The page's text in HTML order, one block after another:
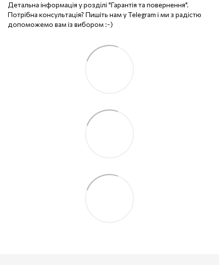
Детальна інформація у розділі "Гарантія та повернення".
Потрібна консультація? Пишіть нам у Telegram і ми з радістю
допоможемо вам із вибором :-)